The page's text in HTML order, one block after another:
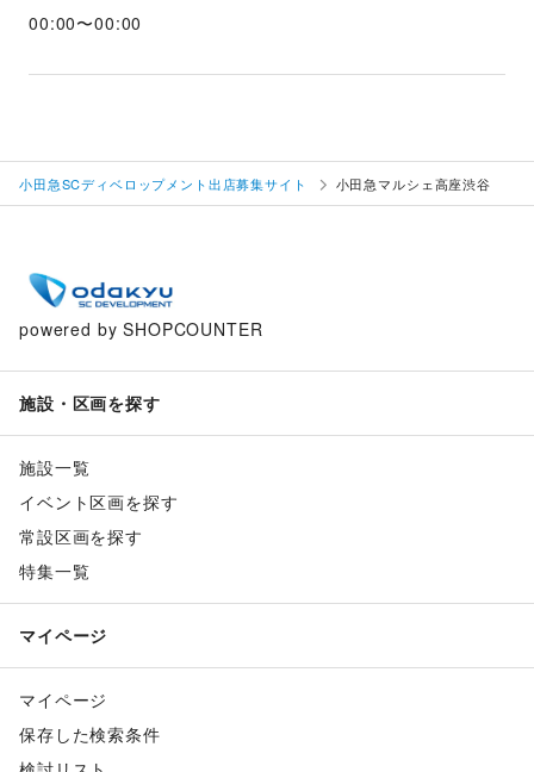
00:00〜00:00
小田急SCディベロップメント出店募集サイト 小田急マルシェ高座渋谷
powered by SHOPCOUNTER
施設・区画を探す
施設一覧
イベント区画を探す
常設区画を探す
特集一覧
マイページ
マイページ
保存した検索条件